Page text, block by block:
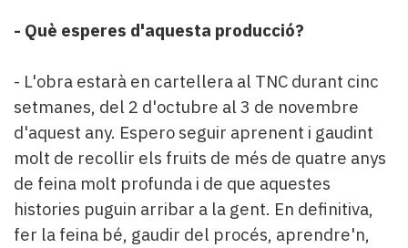
- Què esperes d'aquesta producció?
- L'obra estarà en cartellera al TNC durant cinc
setmanes, del 2 d'octubre al 3 de novembre
d'aquest any. Espero seguir aprenent i gaudint
molt de recollir els fruits de més de quatre anys
de feina molt profunda i de que aquestes
histories puguin arribar a la gent. En definitiva,
fer la feina bé, gaudir del procés, aprendre'n,